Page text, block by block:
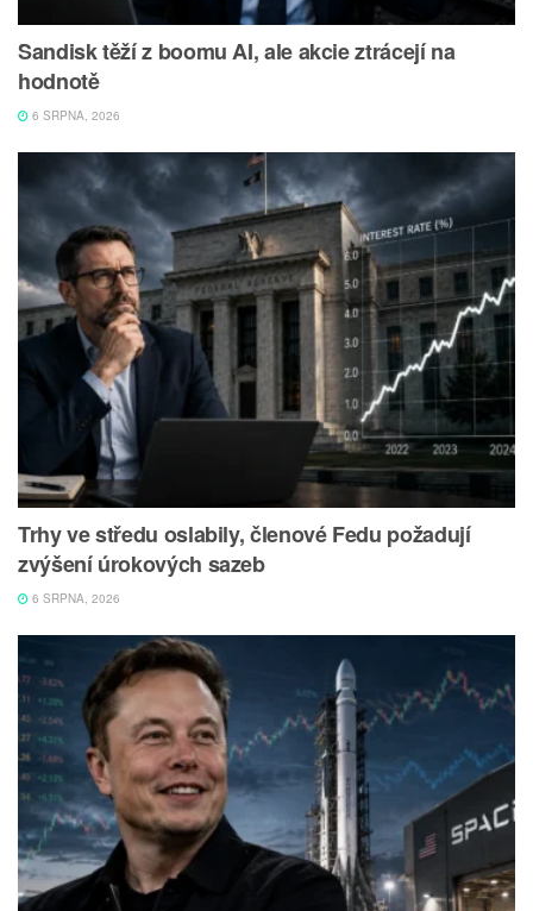
Sandisk těží z boomu AI, ale akcie ztrácejí na
hodnotě
6 SRPNA, 2026
Trhy ve středu oslabily, členové Fedu požadují
zvýšení úrokových sazeb
6 SRPNA, 2026